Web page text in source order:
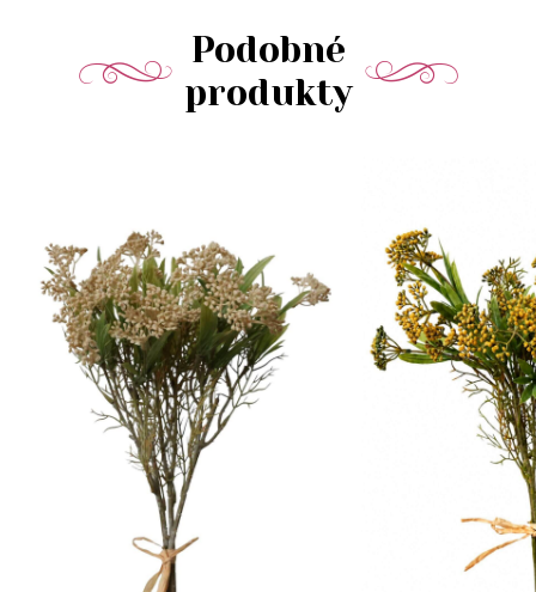
Podobné
produkty